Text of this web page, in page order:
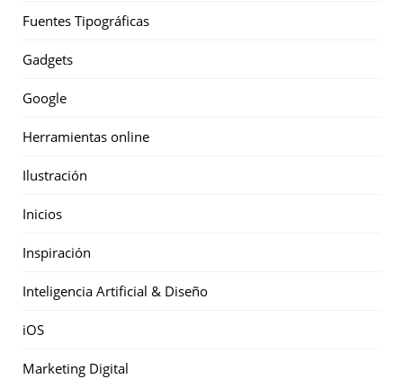
Fuentes Tipográficas
Gadgets
Google
Herramientas online
Ilustración
Inicios
Inspiración
Inteligencia Artificial & Diseño
iOS
Marketing Digital